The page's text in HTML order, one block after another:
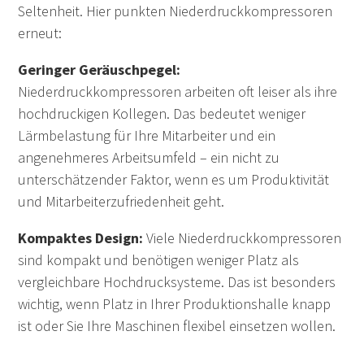
Seltenheit. Hier punkten Niederdruckkompressoren
erneut:
Geringer Geräuschpegel:
Niederdruckkompressoren arbeiten oft leiser als ihre
hochdruckigen Kollegen. Das bedeutet weniger
Lärmbelastung für Ihre Mitarbeiter und ein
angenehmeres Arbeitsumfeld – ein nicht zu
unterschätzender Faktor, wenn es um Produktivität
und Mitarbeiterzufriedenheit geht.
Kompaktes Design: Viele Niederdruckkompressoren
sind kompakt und benötigen weniger Platz als
vergleichbare Hochdrucksysteme. Das ist besonders
wichtig, wenn Platz in Ihrer Produktionshalle knapp
ist oder Sie Ihre Maschinen flexibel einsetzen wollen.